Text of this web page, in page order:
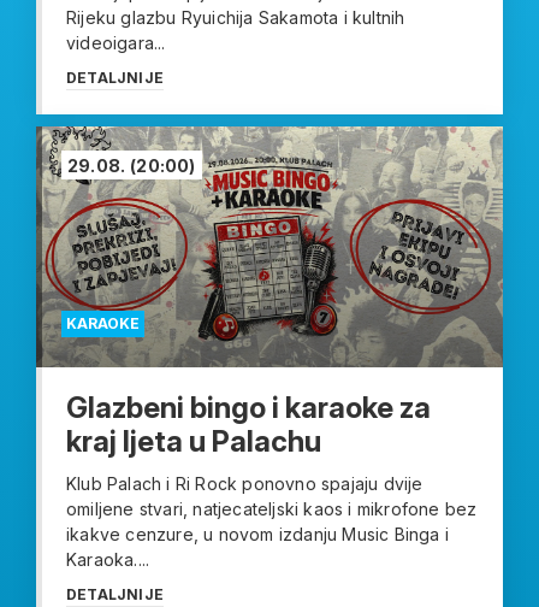
Rijeku glazbu Ryuichija Sakamota i kultnih
videoigara...
DETALJNIJE
KARAOKE
29.08. (20:00)
Glazbeni bingo i karaoke za
kraj ljeta u Palachu
Klub Palach i Ri Rock ponovno spajaju dvije
omiljene stvari, natjecateljski kaos i mikrofone bez
ikakve cenzure, u novom izdanju Music Binga i
Karaoka....
DETALJNIJE